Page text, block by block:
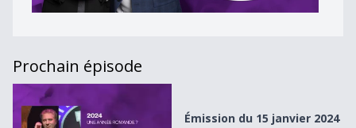
Prochain épisode
Émission du 15 janvier 2024
Émission du 15 janvier 2024